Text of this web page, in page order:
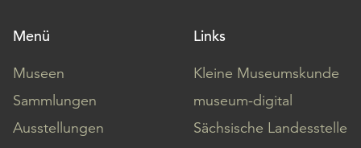
Menü
Museen
Sammlungen
Ausstellungen
Links
Kleine Museumskunde
museum-digital
Sächsische Landesstelle